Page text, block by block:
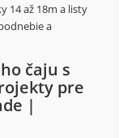
14 až 18m a listy
a
čaju s
pre
|